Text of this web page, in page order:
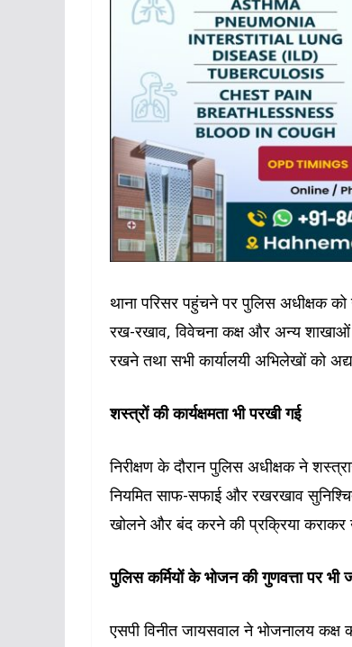
थाना परिसर पहुंचने पर पुलिस अधीक्षक को
रख-रखाव, विवेचना कक्ष और अन्य शाखाओं
रखने तथा सभी कार्यालयी अभिलेखों को
शस्त्रों की कार्यक्षमता भी परखी गई
निरीक्षण के दौरान पुलिस अधीक्षक ने
नियमित साफ-सफाई और रखरखाव
खोलने और बंद करने की प्रक्रिया कराकर
पुलिस कर्मियों के भोजन की गुणवत्ता पर भी
एसपी विनीत जायसवाल ने भोजनालय कक्ष